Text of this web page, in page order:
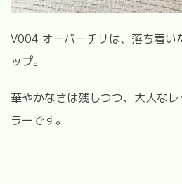
V004 オーバーチリは、落ち着い
ップ。
華やかなさは残しつつ、大人な
ラーです。